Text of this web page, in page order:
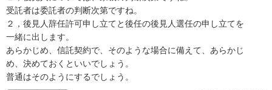
受託者は委託者の判断次第ですね。
２，後見人辞任許可申し立てと後任の後見人選任の申し立てを
一緒に出します。
あらかじめ、信託契約で、そのような場合に備えて、あらかじ
め、決めておくといいでしょう。
普通はそのようにするでしょう。